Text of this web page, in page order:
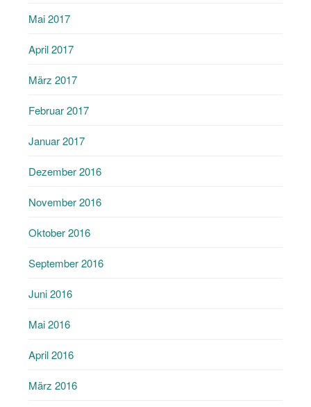
Mai 2017
April 2017
März 2017
Februar 2017
Januar 2017
Dezember 2016
November 2016
Oktober 2016
September 2016
Juni 2016
Mai 2016
April 2016
März 2016